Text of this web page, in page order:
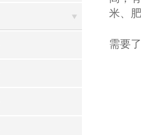
米、
需要